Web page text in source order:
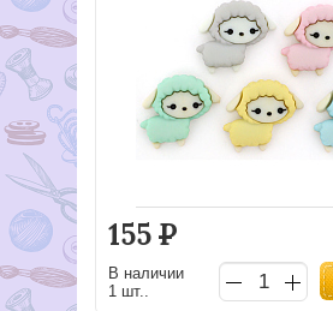
155Р
В наличии
1 шт..